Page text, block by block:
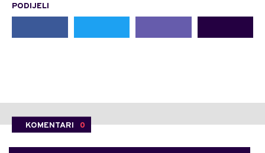
PODIJELI
KOMENTARI 0